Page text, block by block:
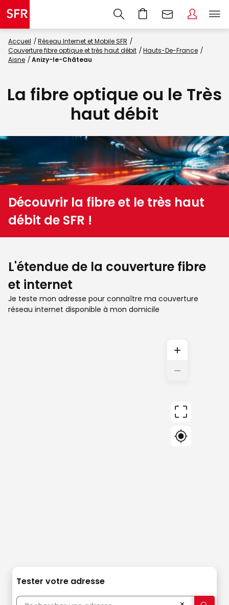
Accueil
Réseau Internet et Mobile SFR
Couverture fibre optique et très haut débit
Hauts-De-France
Aisne
Anizy-le-Château
La fibre optique ou le Très
haut débit
Découvrir la fibre et le très haut
débit de SFR !
L'étendue de la couverture fibre
et internet
Je teste mon adresse pour connaître ma couverture
réseau internet disponible à mon domicile
+
−
Tester votre adresse